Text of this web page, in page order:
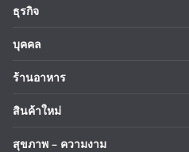
ธุรกิจ
บุคคล
ร้านอาหาร
สินค้าใหม่
สุขภาพ – ความงาม